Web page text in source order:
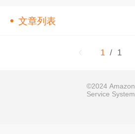
文章列表
1 / 1
©2024 Amazon
Service System